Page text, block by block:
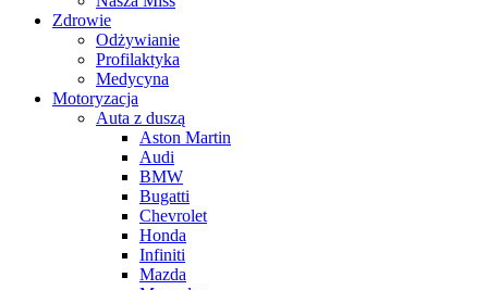
Zdrowie
Odżywianie
Profilaktyka
Medycyna
Motoryzacja
Auta z duszą
Aston Martin
Audi
BMW
Bugatti
Chevrolet
Honda
Infiniti
Mazda